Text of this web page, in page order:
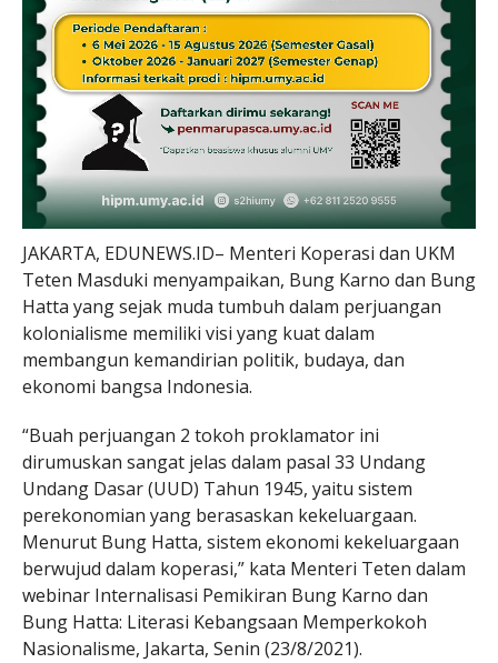
JAKARTA, EDUNEWS.ID– Menteri Koperasi dan UKM
Teten Masduki menyampaikan, Bung Karno dan Bung
Hatta yang sejak muda tumbuh dalam perjuangan
kolonialisme memiliki visi yang kuat dalam
membangun kemandirian politik, budaya, dan
ekonomi bangsa Indonesia.
“Buah perjuangan 2 tokoh proklamator ini
dirumuskan sangat jelas dalam pasal 33 Undang
Undang Dasar (UUD) Tahun 1945, yaitu sistem
perekonomian yang berasaskan kekeluargaan.
Menurut Bung Hatta, sistem ekonomi kekeluargaan
berwujud dalam koperasi,” kata Menteri Teten dalam
webinar Internalisasi Pemikiran Bung Karno dan
Bung Hatta: Literasi Kebangsaan Memperkokoh
Nasionalisme, Jakarta, Senin (23/8/2021).